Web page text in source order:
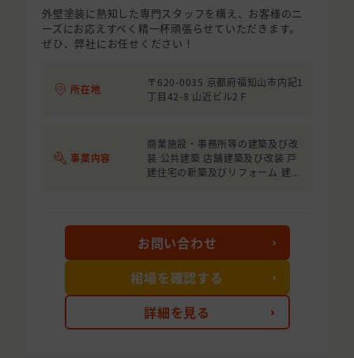
外壁塗装に熟知した専門スタッフを構え、お客様のニ
ーズにお応えすべく精一杯頑張らせていただきます。
ぜひ、弊社にお任せください！
所在地
〒620-0035 京都府福知山市内記1
丁目42-8 山近ビル2Ｆ
事業内容
商業施設・事務所等の建築及び改
装 公共建築 店舗建築及び改装 戸
建住宅の新築及びリフォーム 建...
詳細を見る
お問い合わせ
相場を確認する